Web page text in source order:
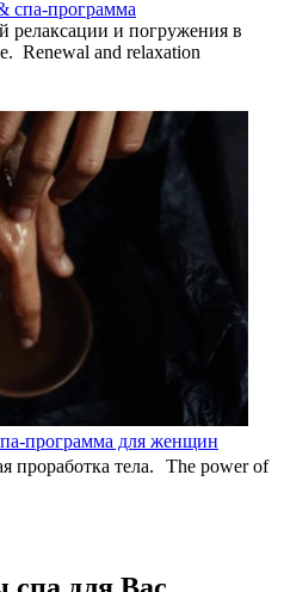
спа-программа
релаксации и погружения в
Renewal and relaxation
программа для женщин
проработка тела. The power of